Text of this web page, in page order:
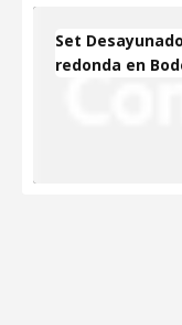
Set
redonda en